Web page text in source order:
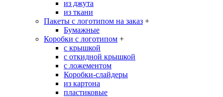
из джута
из ткани
Пакеты с логотипом на заказ +
Бумажные
Коробки с логотипом +
с крышкой
с откидной крышкой
с ложементом
Коробки-слайдеры
из картона
пластиковые